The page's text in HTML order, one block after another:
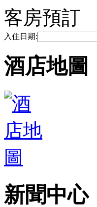
客房預訂
入住日期:
酒店地圖
新聞中心